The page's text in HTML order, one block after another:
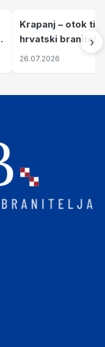
Krapanj – otok
hrvatski branitelji
pronalaze mir
26.07.2026
›